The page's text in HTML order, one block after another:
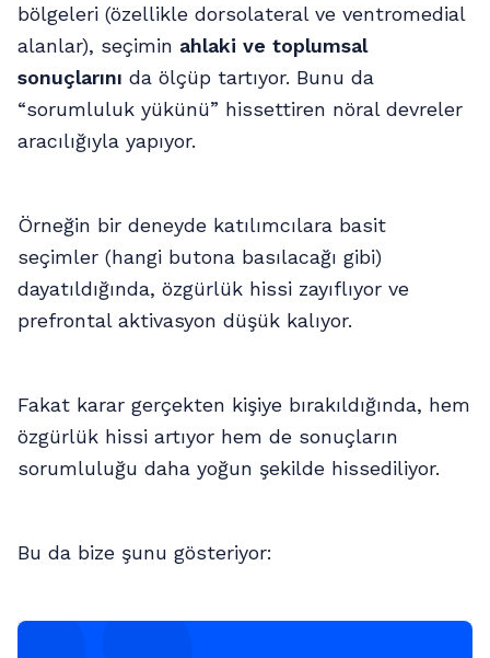
bölgeleri (özellikle dorsolateral ve ventromedial
alanlar), seçimin ahlaki ve toplumsal
sonuçlarını da ölçüp tartıyor. Bunu da
“sorumluluk yükünü” hissettiren nöral devreler
aracılığıyla yapıyor.
Örneğin bir deneyde katılımcılara basit
seçimler (hangi butona basılacağı gibi)
dayatıldığında, özgürlük hissi zayıflıyor ve
prefrontal aktivasyon düşük kalıyor.
Fakat karar gerçekten kişiye bırakıldığında, hem
özgürlük hissi artıyor hem de sonuçların
sorumluluğu daha yoğun şekilde hissediliyor.
Bu da bize şunu gösteriyor: